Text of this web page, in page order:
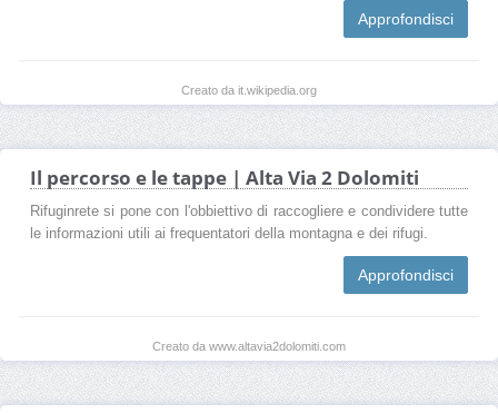
Approfondisci
Creato da it.wikipedia.org
Il percorso e le tappe | Alta Via 2 Dolomiti
Rifuginrete si pone con l'obbiettivo di raccogliere e condividere tutte
le informazioni utili ai frequentatori della montagna e dei rifugi.
Approfondisci
Creato da www.altavia2dolomiti.com